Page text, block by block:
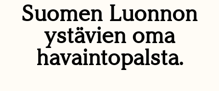
Suomen Luonnon
ystävien oma
havaintopalsta.